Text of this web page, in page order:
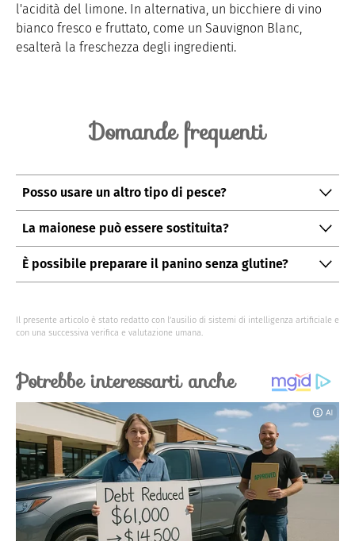
l'acidità del limone. In alternativa, un bicchiere di vino
bianco fresco e fruttato, come un Sauvignon Blanc,
esalterà la freschezza degli ingredienti.
Domande frequenti
Posso usare un altro tipo di pesce?
Certamente, potete sostituire la sogliola con altri pesci
bianchi come merluzzo o platessa.
La maionese può essere sostituita?
Sì, potete usare yogurt greco per una versione più
leggera o hummus per un tocco diverso.
È possibile preparare il panino senza glutine?
Il presente articolo è stato redatto con l’ausilio di sistemi di intelligenza artificiale e
con una successiva verifica e valutazione umana.